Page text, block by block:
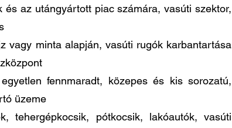
és az utángyártott piac számára, vasúti szektor,
vagy minta alapján, vasúti rugók karbantartása
fennmaradt, közepes és kis sorozatú,
üzeme
tehergépkocsik, pótkocsik, lakóautók, vasúti